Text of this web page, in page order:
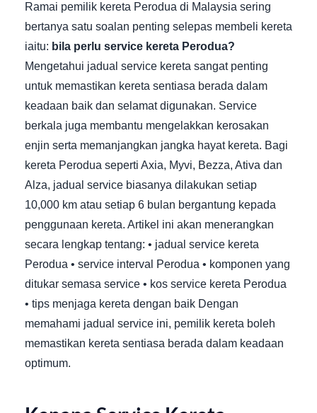
Ramai pemilik kereta Perodua di Malaysia sering
bertanya satu soalan penting selepas membeli kereta
iaitu: bila perlu service kereta Perodua?
Mengetahui jadual service kereta sangat penting
untuk memastikan kereta sentiasa berada dalam
keadaan baik dan selamat digunakan. Service
berkala juga membantu mengelakkan kerosakan
enjin serta memanjangkan jangka hayat kereta. Bagi
kereta Perodua seperti Axia, Myvi, Bezza, Ativa dan
Alza, jadual service biasanya dilakukan setiap
10,000 km atau setiap 6 bulan bergantung kepada
penggunaan kereta. Artikel ini akan menerangkan
secara lengkap tentang: • jadual service kereta
Perodua • service interval Perodua • komponen yang
ditukar semasa service • kos service kereta Perodua
• tips menjaga kereta dengan baik Dengan
memahami jadual service ini, pemilik kereta boleh
memastikan kereta sentiasa berada dalam keadaan
optimum.